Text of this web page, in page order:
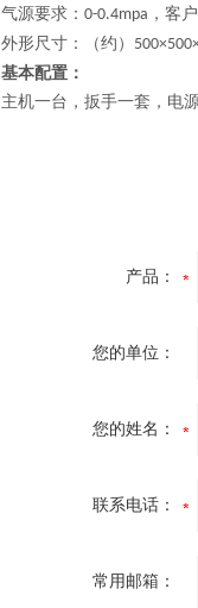
气源要求： 0-0.4mpa ，客
外形尺寸：
（约 ） 500×500
基本配置：
主机一台， 扳手一套，电
产品：
您的单位：
您的姓名：
联系电话：
常用邮箱：